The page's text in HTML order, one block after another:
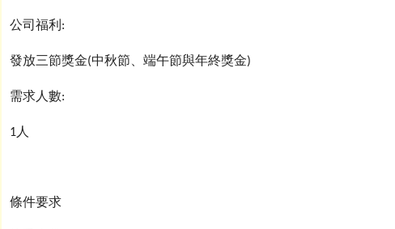
公司福利 :
發放三節獎金(中秋節、端午節與年終獎金)
需求人數:
1人
條件要求